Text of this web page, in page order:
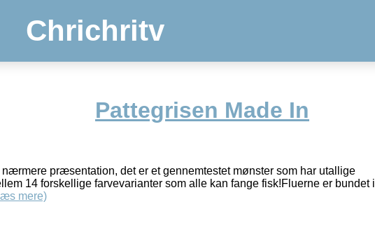
Chrichritv
Pattegrisen Made In
præsentation, det er et gennemtestet mønster som har utallige
14 forskellige farvevarianter som alle kan fange fisk!Fluerne er bundet i
mere)